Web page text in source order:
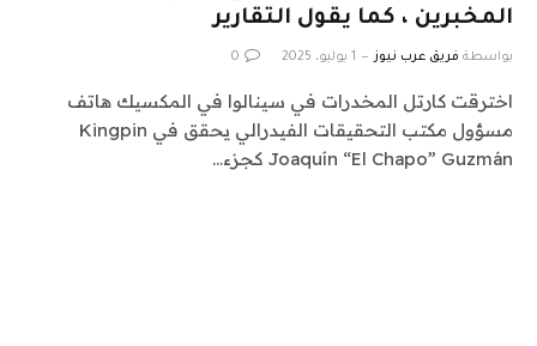
المخبرين ، كما يقول التقارير
بواسطة فريق عرب نيوز 1 يوليو، 2025 0
اخترقت كارتل المخدرات في سينالوا في المكسيك هاتف
مسؤول مكتب التحقيقات الفيدرالي يحقق في Kingpin
Joaquín “El Chapo” Guzmán كجزء…